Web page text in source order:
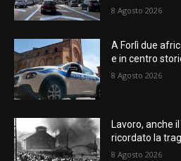
8 Agosto 2026
A Forlì due
e in centro
8 Agosto 2026
Lavoro, anche
ricordato la
8 Agosto 2026